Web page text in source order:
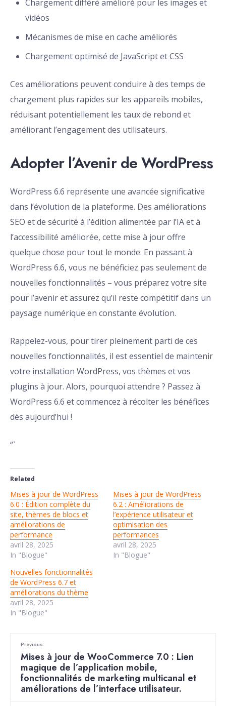
Chargement différé amélioré pour les images et
vidéos
Mécanismes de mise en cache améliorés
Chargement optimisé de JavaScript et CSS
Ces améliorations peuvent conduire à des temps de
chargement plus rapides sur les appareils mobiles,
réduisant potentiellement les taux de rebond et
améliorant l’engagement des utilisateurs.
Adopter l’Avenir de WordPress
WordPress 6.6 représente une avancée significative
dans l’évolution de la plateforme. Des améliorations
SEO et de sécurité à l’édition alimentée par l’IA et à
l’accessibilité améliorée, cette mise à jour offre
quelque chose pour tout le monde. En passant à
WordPress 6.6, vous ne bénéficiez pas seulement de
nouvelles fonctionnalités – vous préparez votre site
pour l’avenir et assurez qu’il reste compétitif dans un
paysage numérique en constante évolution.
Rappelez-vous, pour tirer pleinement parti de ces
nouvelles fonctionnalités, il est essentiel de maintenir
votre installation WordPress, vos thèmes et vos
plugins à jour. Alors, pourquoi attendre ? Passez à
WordPress 6.6 et commencez à récolter les bénéfices
dès aujourd’hui !
“`
Related
Mises à jour de WordPress
6.0 : Édition complète du
site, thèmes de blocs et
améliorations de
performance
avril 28, 2025
In "Blogue"
Mises à jour de WordPress
6.2 : Améliorations de
l’expérience utilisateur et
optimisation des
performances
avril 28, 2025
In "Blogue"
Nouvelles fonctionnalités
de WordPress 6.7 et
améliorations du thème
avril 28, 2025
In "Blogue"
Previous:
Mises à jour de WooCommerce 7.0 : Lien
magique de l’application mobile,
fonctionnalités de marketing multicanal et
améliorations de l’interface utilisateur.